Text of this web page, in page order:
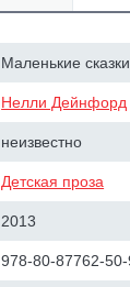
Маленькие
Нелли Дейнфорд
неизвестно
Детская проза
2013
978-80-87762-50-